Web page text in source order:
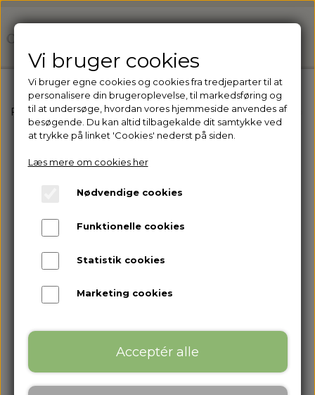
Forside Ejer du en klinik? Få adgang til vores
Vi bruger cookies
Vi bruger egne cookies og cookies fra tredjeparter til at
personalisere din brugeroplevelse, til markedsføring og
til at undersøge, hvordan vores hjemmeside anvendes af
besøgende. Du kan altid tilbagekalde dit samtykke ved
at trykke på linket 'Cookies' nederst på siden.
Læs mere om cookies her
Nødvendige cookies
Funktionelle cookies
Statistik cookies
Marketing cookies
Acceptér alle